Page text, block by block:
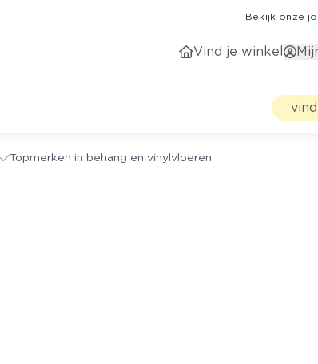
Bekijk onze
Vind je winkel
Topmerken in behang en vinylvloeren